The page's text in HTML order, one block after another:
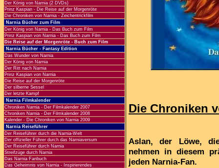
Der König von Narnia (2 DVDs)
Prinz Kaspian - Die Reise auf der Morgenröte
Die Chroniken von Narnia - Zeichentrickfilm
Narnia Bücher zum Film
Der König von Narnia - Das Buch zum Film
Prinz Kaspian von Narnia - Das Buch zum Film
Die Reise auf der Morgenröte - Buch zum Film
Narnia Bücher - Fantasy Edition
Das Wunder von Narnia
Der König von Narnia
Der Ritt nach Narnia
Prinz Kaspian von Narnia
Die Reise auf der Morgenröte
Der silberne Sessel
Der letzte Kampf
Narnia Filmkalender
Chroniken Narnia - Der Filmkalender 2007
Chroniken Narnia - Der Filmkalender 2008
Kalender - Die Chroniken von Narnia 2009
Narnia Reiseführer
Der Reiseführer durch die Narnia-Welt
Der offizieller Führer durch das Narniaversum
Der Reiseführer durch Narnia
Streifzüge durch Narnia
Das Narnia Fanbuch
Das Geheimnis von Narnia - Inspirierendes
Die Chroniken
Aslan, der Löwe,
nehmen in diesem
jeden Narnia-Fan.